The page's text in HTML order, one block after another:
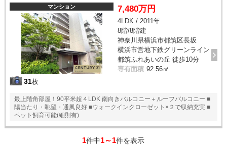
マンション
31枚
7,480万円
4LDK / 2011年
8階/8階建
神奈川県横浜市都筑区長坂
横浜市営地下鉄グリーンライン
都筑ふれあいの丘 徒歩10分
専有面積 92.56㎡
最上階角部屋！90平米超４LDK 南向きバルコニー＋ルーフバルコニー ■
陽当たり・眺望・通風良好 ■ウォークインクローゼット×２で収納充実 ■
ペット飼育可能(細則有)
1件中1～1件を表示